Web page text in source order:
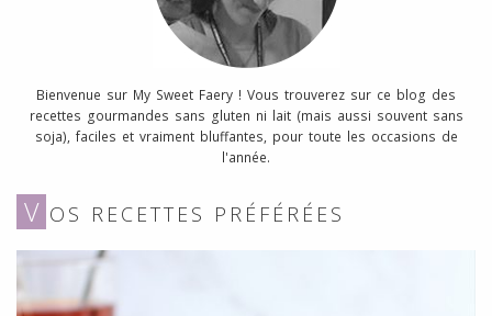
Bienvenue sur My Sweet Faery ! Vous trouverez sur ce blog des
recettes gourmandes sans gluten ni lait (mais aussi souvent sans
soja), faciles et vraiment bluffantes, pour toute les occasions de
l'année.
V OS RECETTES PRÉFÉRÉES